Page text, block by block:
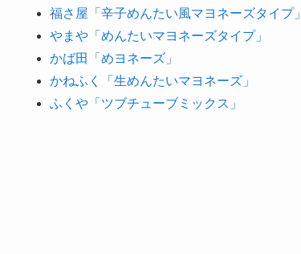
福さ屋「辛子めんたい風マヨネーズタイプ」
やまや「めんたいマヨネーズタイプ」
かば田「めヨネーズ」
かねふく「生めんたいマヨネーズ」
ふくや「ツブチューブミックス」